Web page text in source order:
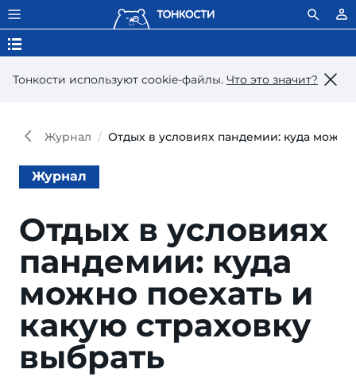
Тонкости используют сookie-файлы. Что это значит?
Журнал Отдых в условиях пандемии: куда можно
Журнал
Отдых в условиях
пандемии: куда
можно поехать и
какую страховку
выбрать